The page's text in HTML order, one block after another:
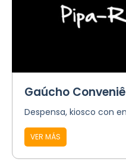
Gaúcho
Despensa, kiosco con
VER MÁS